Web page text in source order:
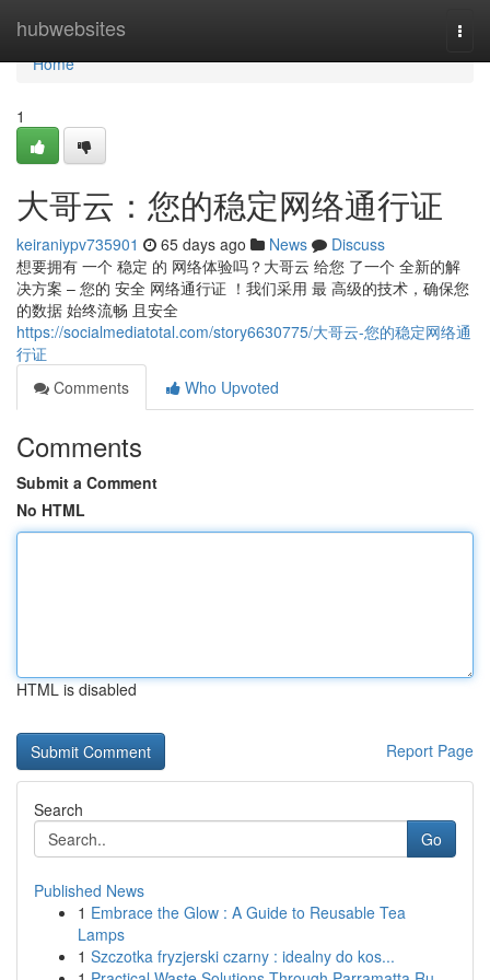
hubwebsites
Home
Home
1
大哥云：您的稳定网络通行证
keiraniypv735901 65 days ago News
Discuss
想要拥有 一个 稳定 的 网络体验吗？大哥云 给您 了一个 全新的解
决方案 – 您的 安全 网络通行证 ！我们采用 最 高级的技术，确保您
的数据 始终流畅 且安全
https://socialmediatotal.com/story6630775/大哥云-您的稳定网络通
行证
Comments
Who Upvoted
Comments
Submit a Comment
No HTML
HTML is disabled
Report Page
Search
Go
Published News
1 Embrace the Glow : A Guide to Reusable Tea
Lamps
1 Szczotka fryzjerski czarny : idealny do kos...